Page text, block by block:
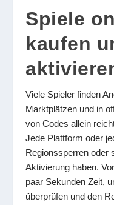
Spiele
kaufen
Viele Spieler finden
Marktplätzen und in
von Codes allein
Jede Plattform oder
Regionssperren oder
Aktivierung haben.
paar Sekunden Zeit,
überprüfen und den